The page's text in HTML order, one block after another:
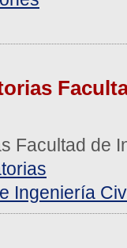
Facultad de
Ingeniería